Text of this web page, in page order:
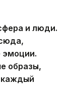
и люди.
эмоции.
образы,
каждый